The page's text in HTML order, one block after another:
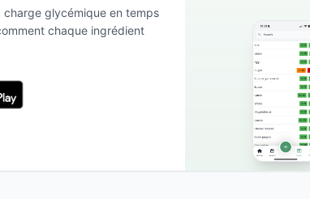
charge glycémique en temps
chaque ingrédient